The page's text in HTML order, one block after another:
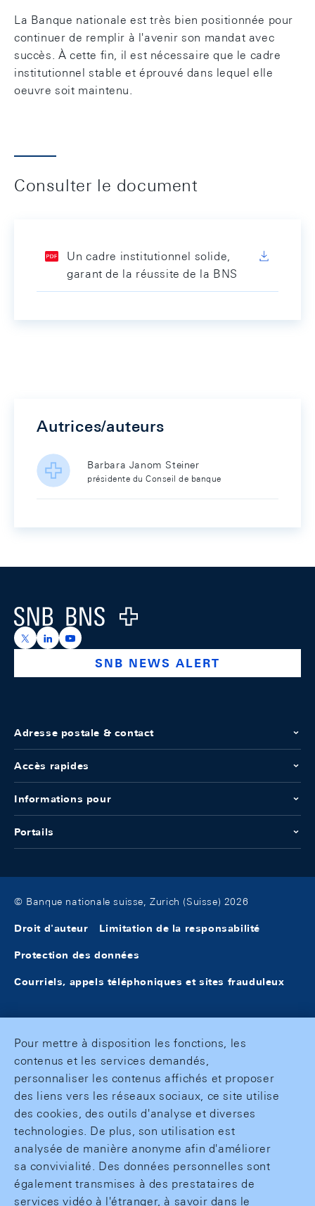
La Banque nationale est très bien positionnée pour
continuer de remplir à l'avenir son mandat avec
succès. À cette fin, il est nécessaire que le cadre
institutionnel stable et éprouvé dans lequel elle
oeuvre soit maintenu.
Consulter le document
Un cadre institutionnel solide,
garant de la réussite de la BNS
Autrices/auteurs
Barbara Janom Steiner
présidente du Conseil de banque
Logo
https://x.com/snb_bns
https://ch.linkedin.com/company/swiss-national-
https://www.youtube.com/@swissnationalbank
SNB NEWS ALERT
Adresse postale & contact
Accès rapides
Informations pour
Portails
© Banque nationale suisse, Zurich (Suisse) 2026
Droit d'auteur Limitation de la responsabilité
Protection des données
Courriels, appels téléphoniques et sites frauduleux
Pour mettre à disposition les fonctions, les
contenus et les services demandés,
personnaliser les contenus affichés et proposer
des liens vers les réseaux sociaux, ce site utilise
des cookies, des outils d'analyse et diverses
technologies. De plus, son utilisation est
analysée de manière anonyme afin d'améliorer
sa convivialité. Des données personnelles sont
également transmises à des prestataires de
services vidéo à l'étranger, à savoir dans le